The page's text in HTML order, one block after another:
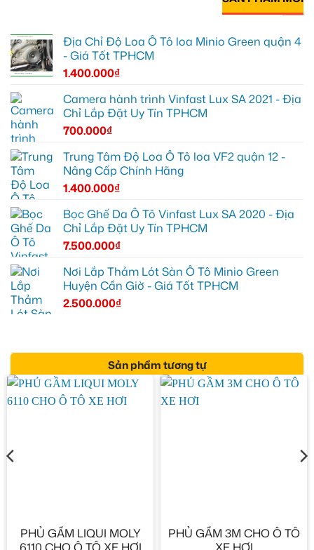
Địa Chỉ Độ Loa Ô Tô loa Minio Green quận 4
- Giá Tốt TPHCM
1.400.000₫
Camera hành trình Vinfast Lux SA 2021 - Địa
Chỉ Lắp Đặt Uy Tín TPHCM
700.000₫
Trung Tâm Độ Loa Ô Tô loa VF2 quận 12 -
Nâng Cấp Chính Hãng
1.400.000₫
Bọc Ghế Da Ô Tô Vinfast Lux SA 2020 - Địa
Chỉ Lắp Đặt Uy Tín TPHCM
7.500.000₫
Nơi Lắp Thảm Lót Sàn Ô Tô Minio Green
Huyện Cần Giờ - Giá Tốt TPHCM
2.500.000₫
Sản phẩm tương tự
PHỦ GẦM LIQUI MOLY
PHỦ GẦM 3M CHO Ô TÔ